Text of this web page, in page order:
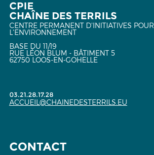
CPIE
CHAÎNE DES TERRILS
CENTRE PERMANENT D'INITIATIVES POUR
L'ENVIRONNEMENT
BASE DU 11/19
RUE LÉON BLUM - BÂTIMENT 5
62750 LOOS-EN-GOHELLE
03.21.28.17.28
ACCUEIL@CHAINEDESTERRILS.EU
CONTACT